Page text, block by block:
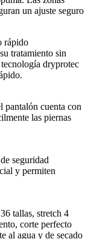
un ajuste seguro
rápido
tratamiento sin
dryprotec
pantalón cuenta con
las piernas
seguridad
y permiten
tallas, stretch 4
corte perfecto
al agua y de secado